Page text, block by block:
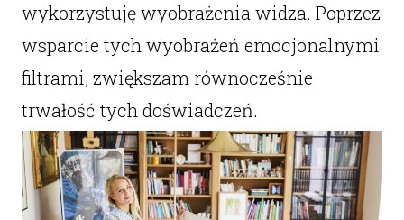
wykorzystuję wyobrażenia widza. Poprzez
wsparcie tych wyobrażeń emocjonalnymi
filtrami, zwiększam równocześnie
trwałość tych doświadczeń.